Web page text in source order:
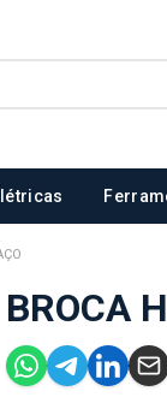
BROCA